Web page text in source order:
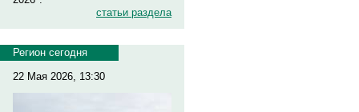
статьи раздела
Регион сегодня
22 Мая 2026, 13:30